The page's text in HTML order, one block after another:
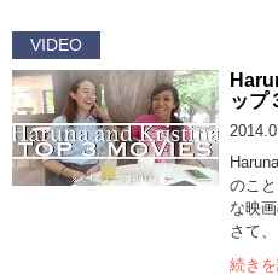
VIDEO
ップ
のこ
な映
さて
続き